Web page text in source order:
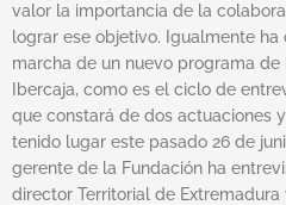
valor la importancia de la
lograr ese objetivo. Igualmente
marcha de un nuevo programa
Ibercaja, como es el ciclo de
que constará de dos actuaciones
tenido lugar este pasado 26 de
gerente de la Fundación ha
director Territorial de